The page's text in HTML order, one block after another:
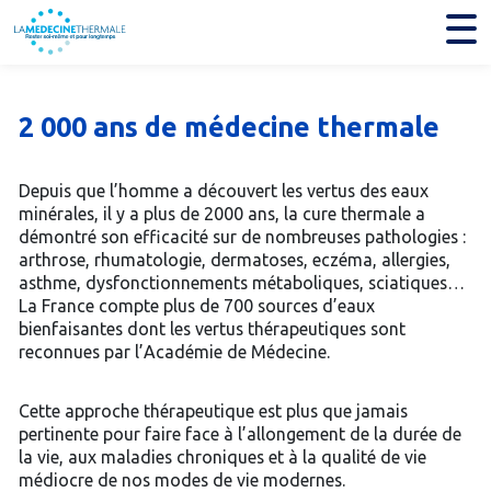
2 000 ans de médecine thermale
Depuis que l’homme a découvert les vertus des eaux
minérales, il y a plus de 2000 ans, la cure thermale a
démontré son efficacité sur de nombreuses pathologies :
arthrose, rhumatologie, dermatoses, eczéma, allergies,
asthme, dysfonctionnements métaboliques, sciatiques…
La France compte plus de 700 sources d’eaux
bienfaisantes dont les vertus thérapeutiques sont
reconnues par l’Académie de Médecine.
Cette approche thérapeutique est plus que jamais
pertinente pour faire face à l’allongement de la durée de
la vie, aux maladies chroniques et à la qualité de vie
médiocre de nos modes de vie modernes.